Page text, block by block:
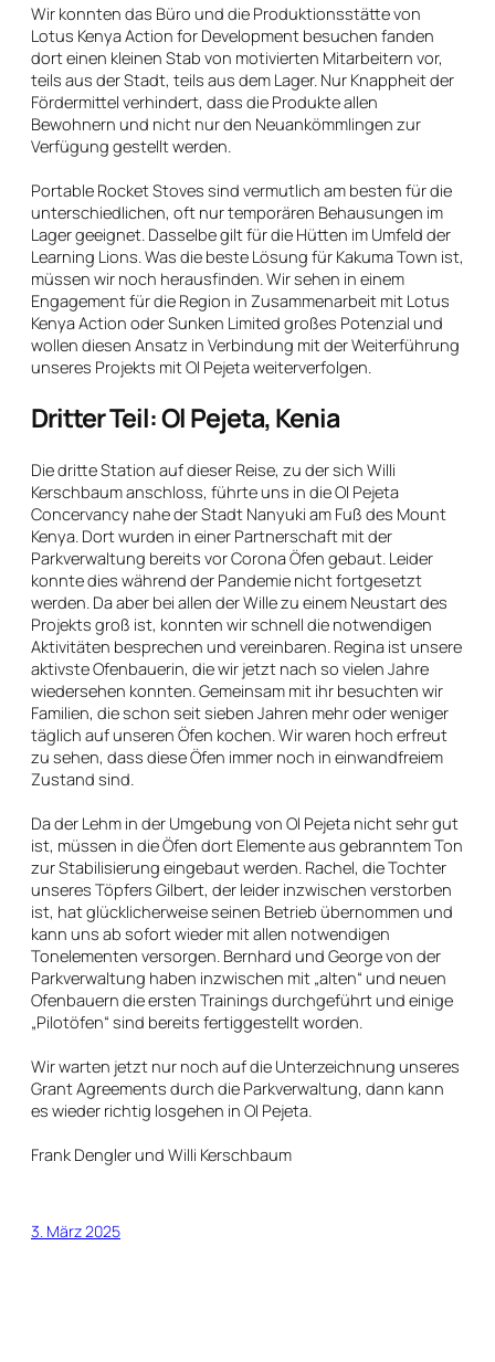
Wir konnten das Büro und die Produktionsstätte von
Lotus Kenya Action for Development besuchen fanden
dort einen kleinen Stab von motivierten Mitarbeitern vor,
teils aus der Stadt, teils aus dem Lager. Nur Knappheit der
Fördermittel verhindert, dass die Produkte allen
Bewohnern und nicht nur den Neuankömmlingen zur
Verfügung gestellt werden.
Portable Rocket Stoves sind vermutlich am besten für die
unterschiedlichen, oft nur temporären Behausungen im
Lager geeignet. Dasselbe gilt für die Hütten im Umfeld der
Learning Lions. Was die beste Lösung für Kakuma Town ist,
müssen wir noch herausfinden. Wir sehen in einem
Engagement für die Region in Zusammenarbeit mit Lotus
Kenya Action oder Sunken Limited großes Potenzial und
wollen diesen Ansatz in Verbindung mit der Weiterführung
unseres Projekts mit Ol Pejeta weiterverfolgen.
Dritter Teil: Ol Pejeta, Kenia
Die dritte Station auf dieser Reise, zu der sich Willi
Kerschbaum anschloss, führte uns in die Ol Pejeta
Concervancy nahe der Stadt Nanyuki am Fuß des Mount
Kenya. Dort wurden in einer Partnerschaft mit der
Parkverwaltung bereits vor Corona Öfen gebaut. Leider
konnte dies während der Pandemie nicht fortgesetzt
werden. Da aber bei allen der Wille zu einem Neustart des
Projekts groß ist, konnten wir schnell die notwendigen
Aktivitäten besprechen und vereinbaren. Regina ist unsere
aktivste Ofenbauerin, die wir jetzt nach so vielen Jahre
wiedersehen konnten. Gemeinsam mit ihr besuchten wir
Familien, die schon seit sieben Jahren mehr oder weniger
täglich auf unseren Öfen kochen. Wir waren hoch erfreut
zu sehen, dass diese Öfen immer noch in einwandfreiem
Zustand sind.
Da der Lehm in der Umgebung von Ol Pejeta nicht sehr gut
ist, müssen in die Öfen dort Elemente aus gebranntem Ton
zur Stabilisierung eingebaut werden. Rachel, die Tochter
unseres Töpfers Gilbert, der leider inzwischen verstorben
ist, hat glücklicherweise seinen Betrieb übernommen und
kann uns ab sofort wieder mit allen notwendigen
Tonelementen versorgen. Bernhard und George von der
Parkverwaltung haben inzwischen mit „alten“ und neuen
Ofenbauern die ersten Trainings durchgeführt und einige
„Pilotöfen“ sind bereits fertiggestellt worden.
Wir warten jetzt nur noch auf die Unterzeichnung unseres
Grant Agreements durch die Parkverwaltung, dann kann
es wieder richtig losgehen in Ol Pejeta.
Frank Dengler und Willi Kerschbaum
3. März 2025